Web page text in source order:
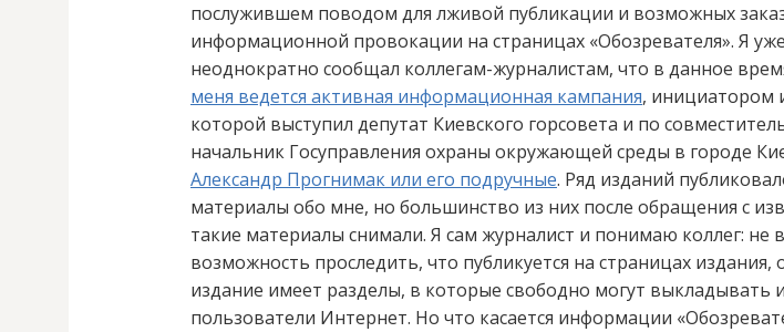
послужившем поводом для лживой публикации и возможных
информационной провокации на страницах «Обозревателя». Я уже
неоднократно сообщал коллегам-журналистам, что в данное
меня ведется активная информационная кампания, инициатором
которой выступил депутат Киевского горсовета и по
начальник Госуправления охраны окружающей среды в городе
Александр Прогнимак или его подручные. Ряд изданий
материалы обо мне, но большинство из них после обращения с
такие материалы снимали. Я сам журналист и понимаю коллег: не
возможность проследить, что публикуется на страницах издания,
издание имеет разделы, в которые свободно могут
пользователи Интернет. Но что касается информации